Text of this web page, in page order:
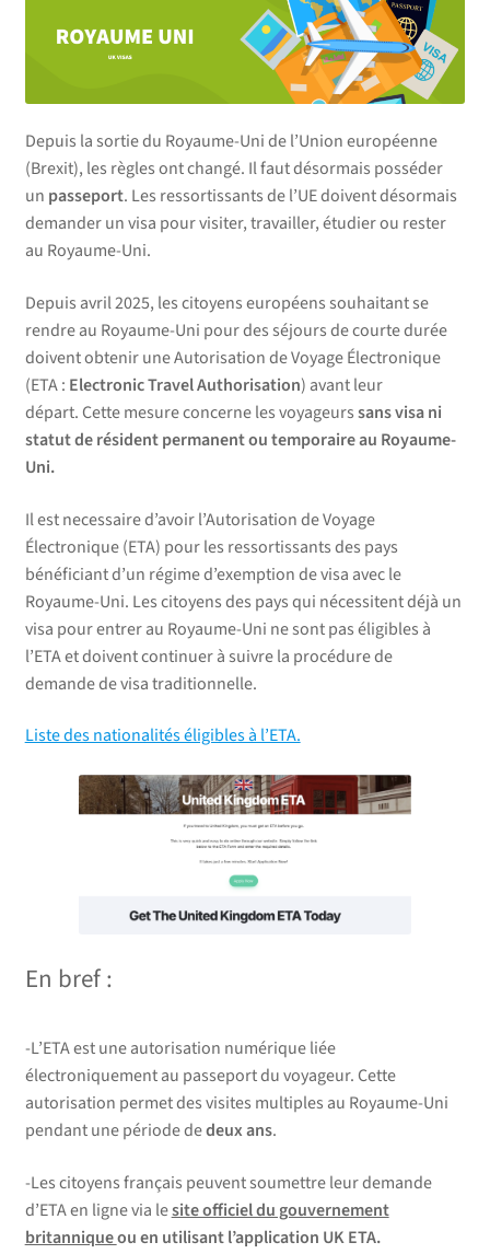
Depuis la sortie du Royaume-Uni de l’Union européenne
(Brexit), les règles ont changé. Il faut désormais posséder
un passeport. Les ressortissants de l’UE doivent désormais
demander un visa pour visiter, travailler, étudier ou rester
au Royaume-Uni.
​Depuis avril 2025, les citoyens européens souhaitant se
rendre au Royaume-Uni pour des séjours de courte durée
doivent obtenir une Autorisation de Voyage Électronique
(ETA : Electronic Travel Authorisation) avant leur
départ. Cette mesure concerne les voyageurssans visa ni
statut de résident permanent ou temporaire au Royaume-
Uni.
Il est necessaire d’avoir l’Autorisation de Voyage
Électronique (ETA) pour les ressortissants des pays
bénéficiant d’un régime d’exemption de visa avec le
Royaume-Uni. Les citoyens des pays qui nécessitent déjà un
visa pour entrer au Royaume-Uni ne sont pas éligibles à
l’ETA et doivent continuer à suivre la procédure de
demande de visa traditionnelle.
Liste des nationalités éligibles à l’ETA.
En bref :
-L’ETA est une autorisation numérique liée
électroniquement au passeport du voyageur. Cette
autorisation permet des visites multiples au Royaume-Uni
pendant une période dedeux ans.
-Les citoyens français peuvent soumettre leur demande
d’ETA en ligne via lesite officiel du gouvernement
britanniqueou en utilisant l’application UK ETA.